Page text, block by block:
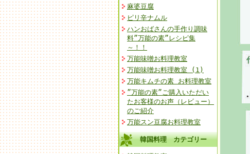
麻婆豆腐
ピリ辛ナムル
ハンおばさんの手作り調味
料”万能の素”レシピ集
～！！
万能味噌お料理教室
万能味噌お料理教室 (1)
万能キムチの素 お料理教室
”万能の素”ご購入いただい
たお客様のお声（レビュー）
のご紹介
万能スン豆腐お料理教室
韓国料理 カテゴリー